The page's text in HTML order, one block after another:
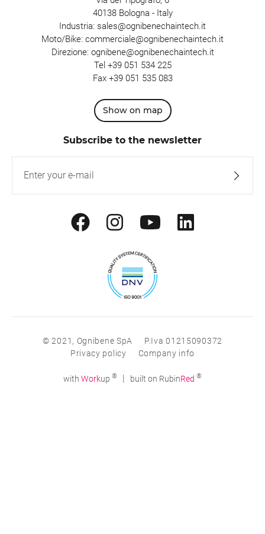
40138 Bologna - Italy
Industria: sales@ognibenechaintech.it
Moto/Bike: commerciale@ognibenechaintech.it
Direzione: ognibene@ognibenechaintech.it
Tel +39 051 534 225
Fax +39 051 535 083
Show on map
Subscribe to the newsletter
© 2021, Ognibene SpA
P.Iva 01215090372
Privacy policy
Company info
with Workup ® | built on RubinRed ®